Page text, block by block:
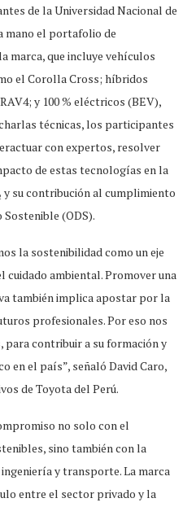
de la Universidad Nacional de
el portafolio de
marca, que incluye vehículos
el Corolla Cross; híbridos
y 100 % eléctricos (BEV),
técnicas, los participantes
con expertos, resolver
de estas tecnologías en la
y su contribución al cumplimiento
(ODS).
la sostenibilidad como un eje
cuidado ambiental. Promover una
también implica apostar por la
profesionales. Por eso nos
para contribuir a su formación y
en el país”, señaló David Caro,
de Toyota del Perú.
no solo con el
sino también con la
y transporte. La marca
entre el sector privado y la